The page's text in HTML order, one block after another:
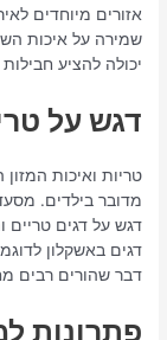
אזורים מיוחדים
שמירה על איכות
יכולה להציע
דגש על
טריות ואיכות
מדובר בילדים.
דגש על דגים טריים
דגים באשקלון
דבר שהורים רבים
פתרונות